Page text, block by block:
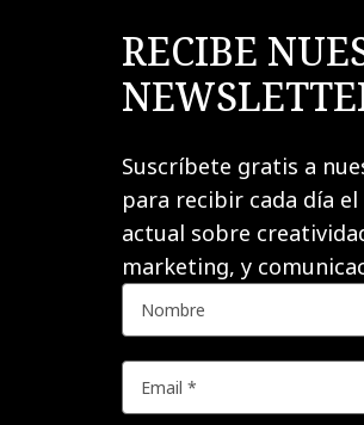
RECIBE
Suscríbete gratis a
para recibir cada día
actual sobre
marketing, y